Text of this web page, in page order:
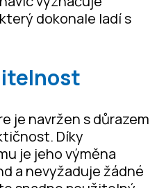
dokonale ladí s
je navržen s důrazem
Díky
je jeho výměna
a nevyžaduje žádné